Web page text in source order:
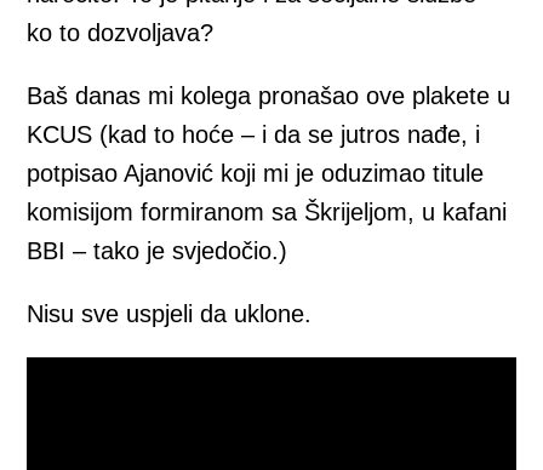
ko to dozvoljava?
Baš danas mi kolega pronašao ove plakete u
KCUS (kad to hoće – i da se jutros nađe, i
potpisao Ajanović koji mi je oduzimao titule
komisijom formiranom sa Škrijeljom, u kafani
BBI – tako je svjedočio.)
Nisu sve uspjeli da uklone.